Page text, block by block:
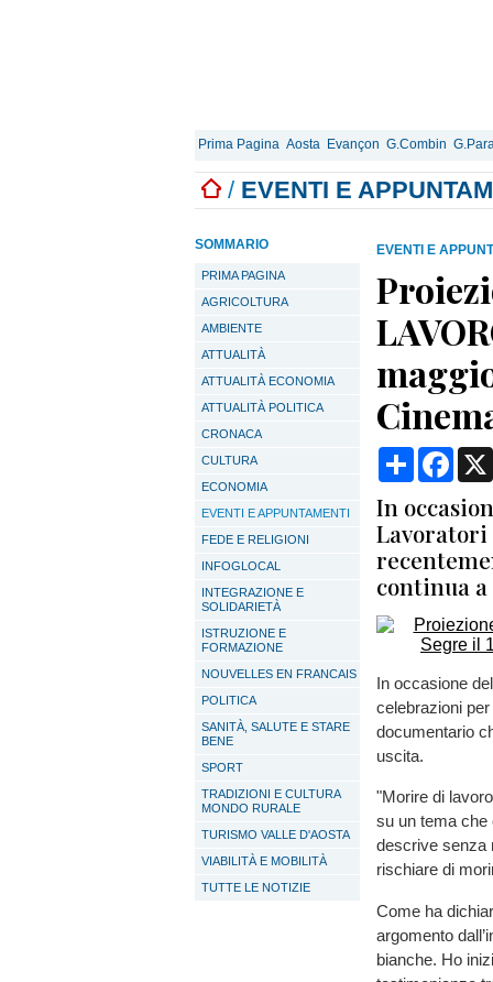
Prima Pagina Aosta Evançon G.Combin
/ EVENTI E
SOMMARIO
PRIMA PAGINA
AGRICOLTURA
AMBIENTE
ATTUALITÀ
ATTUALITÀ ECONOMIA
ATTUALITÀ POLITICA
CRONACA
CULTURA
ECONOMIA
EVENTI E APPUNTAMENTI
FEDE E RELIGIONI
INFOGLOCAL
INTEGRAZIONE E
SOLIDARIETÀ
ISTRUZIONE E
FORMAZIONE
NOUVELLES EN FRANCAIS
POLITICA
SANITÀ, SALUTE E STARE
BENE
SPORT
TRADIZIONI E CULTURA
MONDO RURALE
TURISMO VALLE D'AOSTA
VIABILITÀ E MOBILITÀ
TUTTE LE NOTIZIE
EVENTI E
Condividi
In
Lavoratori
continua
In occasione
celebrazioni per
documentario
uscita.
"Morire di
su un tema che
descrive senza
rischiare di
Come ha
argomento
bianche. Ho